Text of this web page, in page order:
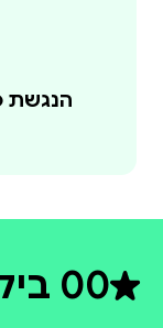
הנגשת
0דירוג
0 ביקורות